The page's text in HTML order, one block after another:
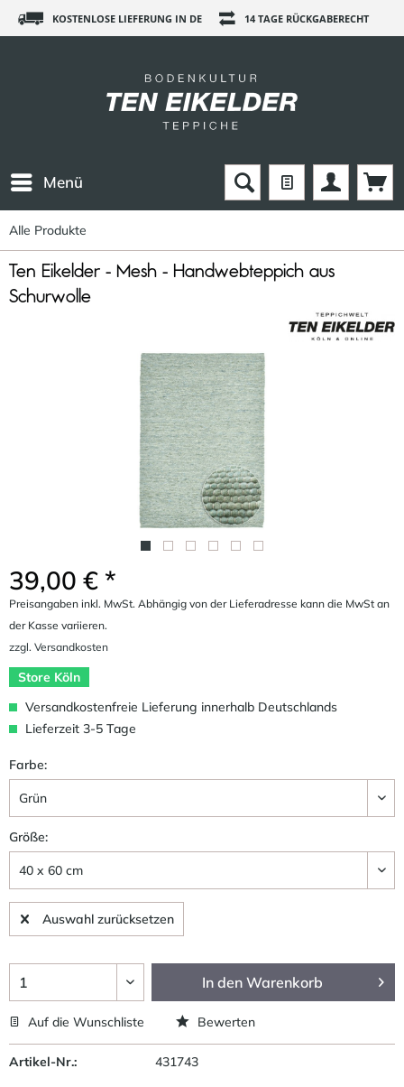
KOSTENLOSE LIEFERUNG IN DE 14 TAGE RÜCKGABERECHT
Menü
Alle Produkte
Ten Eikelder - Mesh - Handwebteppich aus
Schurwolle
39,00 € *
Preisangaben inkl. MwSt. Abhängig von der Lieferadresse kann die MwSt an
der Kasse variieren.
zzgl. Versandkosten
Store Köln
Versandkostenfreie Lieferung innerhalb Deutschlands
Lieferzeit 3-5 Tage
Farbe:
Größe:
Auswahl zurücksetzen
In den Warenkorb
Auf die Wunschliste Bewerten
Artikel-Nr.: 431743